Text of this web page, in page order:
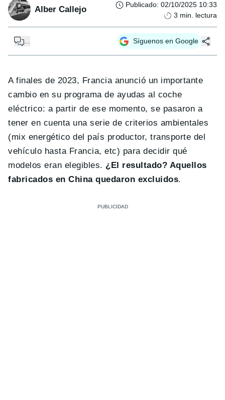
Alber Callejo Publicado: 02/10/2025 10:33
3 min. lectura
... Síguenos en Google
A finales de 2023, Francia anunció un importante
cambio en su programa de ayudas al coche
eléctrico: a partir de ese momento, se pasaron a
tener en cuenta una serie de criterios ambientales
(mix energético del país productor, transporte del
vehículo hasta Francia, etc) para decidir qué
modelos eran elegibles. ¿El resultado? Aquellos
fabricados en China quedaron excluidos.